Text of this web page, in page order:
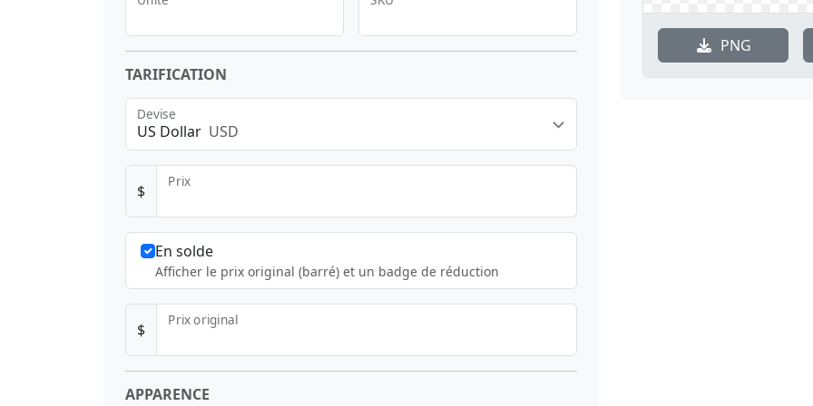
TARIFICATION
US Dollar USD
Devise
$
Prix
En solde
Afficher le prix original (barré) et un badge de réduction
$
Prix original
APPARENCE
PNG